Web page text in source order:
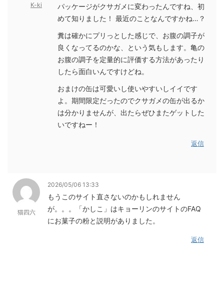
K-ki
パッケージがクサガメに変わったんですね、初
めて知りました！ 最近のことなんですかね…？
糞は確かにプリっとした感じで、お腹の調子が
良くなってるのかな、という気もします。亀の
お腹の調子を定量的に評価する方法があったり
したら面白いんですけどね。
おまけの缶は可愛いし使いやすいしイイです
よ。期間限定だったのでクサガメの缶が出るか
は分かりませんが、出たらぜひまたゲットした
いですねー！
返信
猫四六
2026/05/06 13:33
もうこのサイト直さないのかもしれません
が。。。「かしこ」はキョーリンのサイトのFAQ
にお菓子の粉と説明がありました。
返信